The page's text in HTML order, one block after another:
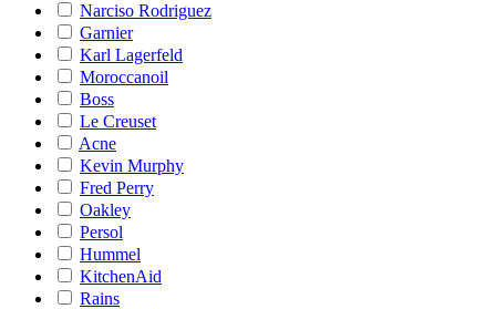
Narciso Rodriguez
Garnier
Karl Lagerfeld
Moroccanoil
Boss
Le Creuset
Acne
Kevin Murphy
Fred Perry
Oakley
Persol
Hummel
KitchenAid
Rains